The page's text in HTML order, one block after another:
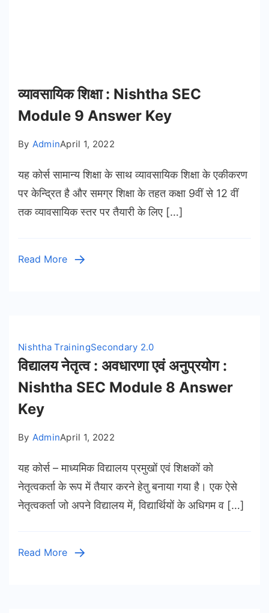
व्यावसायिक शिक्षा : Nishtha SEC
Module 9 Answer Key
By AdminApril 1, 2022
यह कोर्स सामान्य शिक्षा के साथ व्यावसायिक शिक्षा के एकीकरण
पर केन्द्रित है और समग्र शिक्षा के तहत कक्षा 9वीं से 12 वीं
तक व्यावसायिक स्तर पर तैयारी के लिए […]
Read More
Nishtha TrainingSecondary 2.0
विद्यालय नेतृत्व : अवधारणा एवं अनुप्रयोग :
Nishtha SEC Module 8 Answer
Key
By AdminApril 1, 2022
यह कोर्स – माध्यमिक विद्यालय प्रमुखों एवं शिक्षकों को
नेतृत्वकर्ता के रूप में तैयार करने हेतु बनाया गया है। एक ऐसे
नेतृत्वकर्ता जो अपने विद्यालय में, विद्यार्थियों के अधिगम व […]
Read More